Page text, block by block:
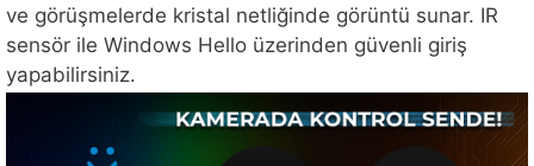
ve görüşmelerde kristal netliğinde görüntü sunar. IR
sensör ile Windows Hello üzerinden güvenli giriş
yapabilirsiniz.